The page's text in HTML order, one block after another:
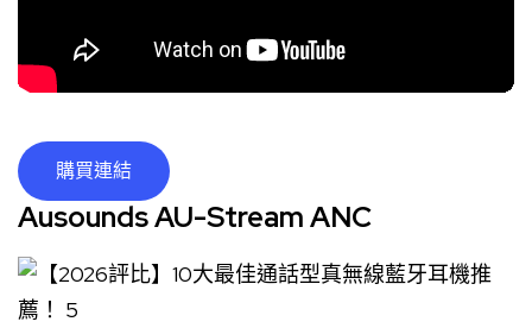
購買連結
Ausounds AU-Stream ANC